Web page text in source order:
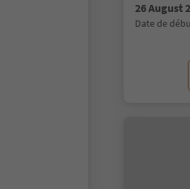
26 August
date de